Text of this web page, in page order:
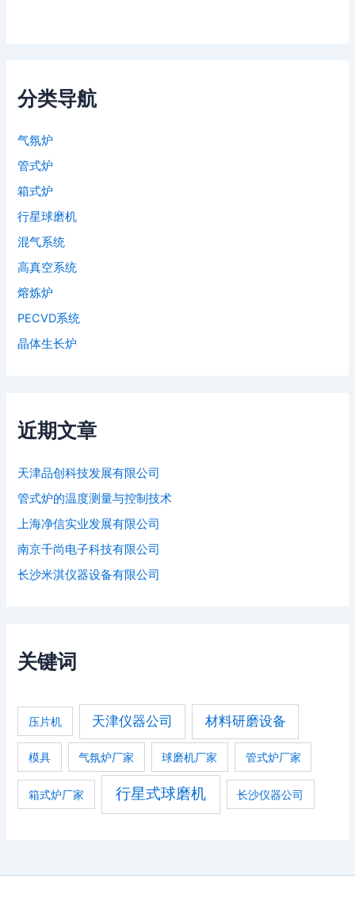
分类导航
气氛炉
管式炉
箱式炉
行星球磨机
混气系统
高真空系统
熔炼炉
PECVD系统
晶体生长炉
近期文章
天津品创科技发展有限公司
管式炉的温度测量与控制技术
上海净信实业发展有限公司
南京千尚电子科技有限公司
长沙米淇仪器设备有限公司
关键词
压片机 天津仪器公司 材料研磨设备
模具 气氛炉厂家 球磨机厂家 管式炉厂家
箱式炉厂家 行星式球磨机 长沙仪器公司